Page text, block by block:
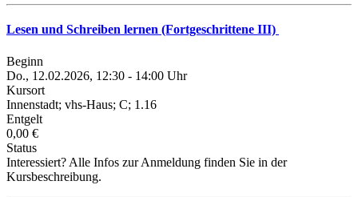
Lesen und Schreiben lernen (Fortgeschrittene III)
Beginn
Do., 12.02.2026, 12:30 - 14:00 Uhr
Kursort
Innenstadt; vhs-Haus; C; 1.16
Entgelt
0,00 €
Status
Interessiert? Alle Infos zur Anmeldung finden Sie in der
Kursbeschreibung.